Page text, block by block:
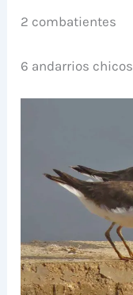
2 combatientes
6 andarrios chicos